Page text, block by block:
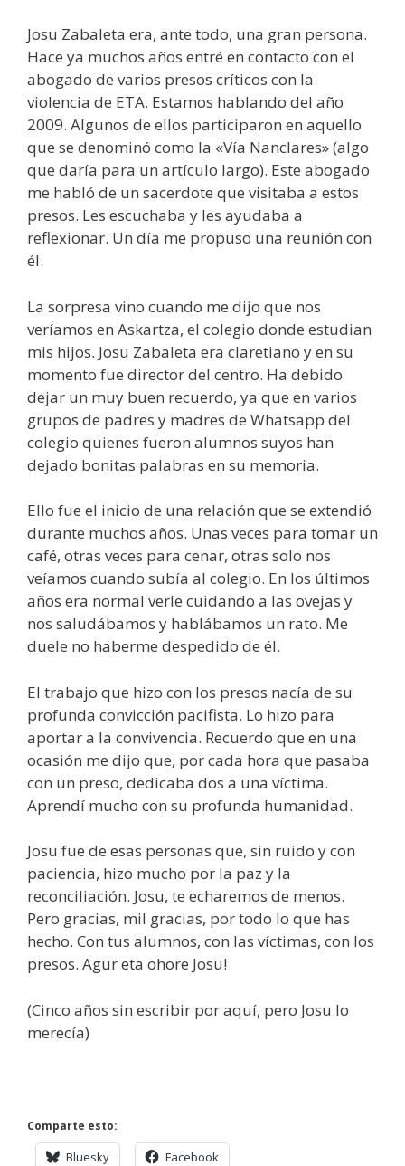
Josu Zabaleta era, ante todo, una gran persona.
Hace ya muchos años entré en contacto con el
abogado de varios presos críticos con la
violencia de ETA. Estamos hablando del año
2009. Algunos de ellos participaron en aquello
que se denominó como la «Vía Nanclares» (algo
que daría para un artículo largo). Este abogado
me habló de un sacerdote que visitaba a estos
presos. Les escuchaba y les ayudaba a
reflexionar. Un día me propuso una reunión con
él.
La sorpresa vino cuando me dijo que nos
veríamos en Askartza, el colegio donde estudian
mis hijos. Josu Zabaleta era claretiano y en su
momento fue director del centro. Ha debido
dejar un muy buen recuerdo, ya que en varios
grupos de padres y madres de Whatsapp del
colegio quienes fueron alumnos suyos han
dejado bonitas palabras en su memoria.
Ello fue el inicio de una relación que se extendió
durante muchos años. Unas veces para tomar un
café, otras veces para cenar, otras solo nos
veíamos cuando subía al colegio. En los últimos
años era normal verle cuidando a las ovejas y
nos saludábamos y hablábamos un rato. Me
duele no haberme despedido de él.
El trabajo que hizo con los presos nacía de su
profunda convicción pacifista. Lo hizo para
aportar a la convivencia. Recuerdo que en una
ocasión me dijo que, por cada hora que pasaba
con un preso, dedicaba dos a una víctima.
Aprendí mucho con su profunda humanidad.
Josu fue de esas personas que, sin ruido y con
paciencia, hizo mucho por la paz y la
reconciliación. Josu, te echaremos de menos.
Pero gracias, mil gracias, por todo lo que has
hecho. Con tus alumnos, con las víctimas, con los
presos. Agur eta ohore Josu!
(Cinco años sin escribir por aquí, pero Josu lo
merecía)
Comparte esto:
Bluesky Facebook